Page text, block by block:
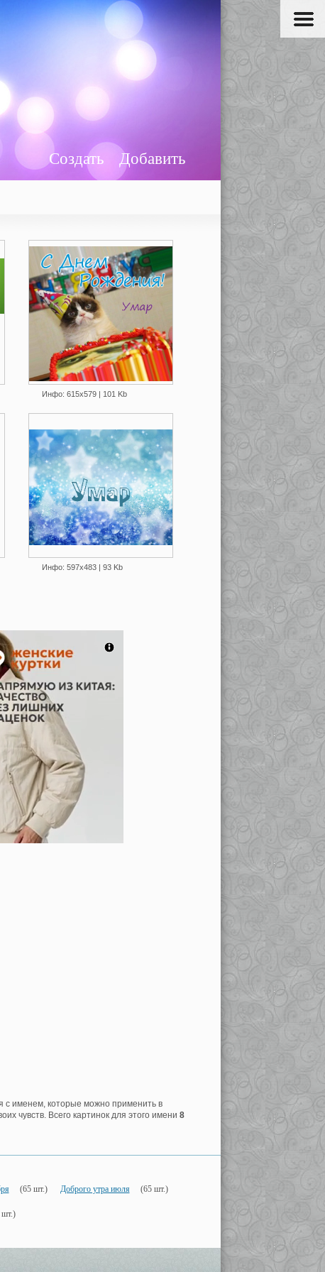
Добавить
Создать
Инфо: 615х579 | 101 Kb
Инфо: 597х483 | 93 Kb
с именем, которые можно применить в
чувств. Всего картинок для этого имени 8
(65 шт.) Доброго утра июля (65 шт.)
шт.)